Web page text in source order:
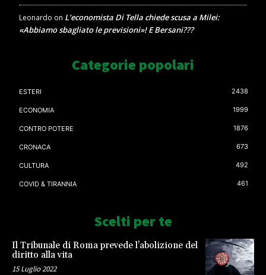
Leonardo on L’economista Di Tella chiede scusa a Milei:
«Abbiamo sbagliato le previsioni»! E Bersani???
Categorie popolari
ESTERI 2438
ECONOMIA 1999
CONTRO POTERE 1876
CRONACA 673
CULTURA 492
COVID & TIRANNIA 461
Scelti per te
Il Tribunale di Roma prevede l’abolizione del
diritto alla vita
15 Luglio 2022